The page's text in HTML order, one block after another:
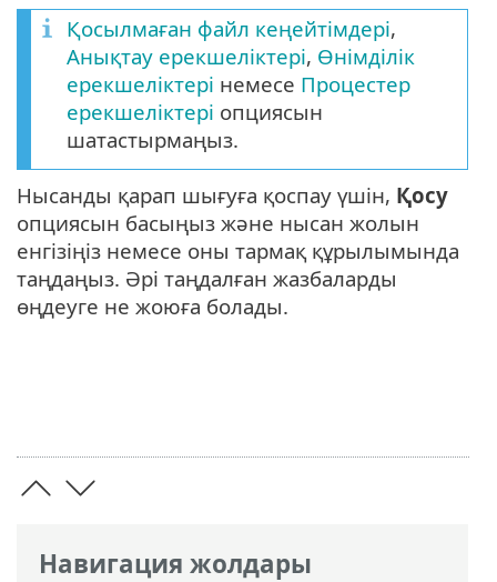
Навигация жолдары
Қосылмаған файл кеңейтімдері,
Анықтау ерекшеліктері, Өнімділік
ерекшеліктері немесе Процестер
ерекшеліктері опциясын
шатастырмаңыз.
Нысанды қарап шығуға қоспау үшін, Қосу
опциясын басыңыз және нысан жолын
енгізіңіз немесе оны тармақ құрылымында
таңдаңыз. Әрі таңдалған жазбаларды
өңдеуге не жоюға болады.